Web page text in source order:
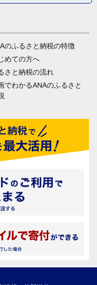
のふるさと納税の特徴
めての方へ
さと納税の流れ
でわかるANAのふるさと